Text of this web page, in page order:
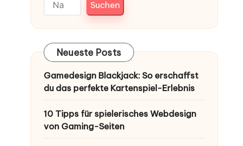
Suchen
Neueste Posts
Gamedesign Blackjack: So erschaffst
du das perfekte Kartenspiel-Erlebnis
10 Tipps für spielerisches Webdesign
von Gaming-Seiten